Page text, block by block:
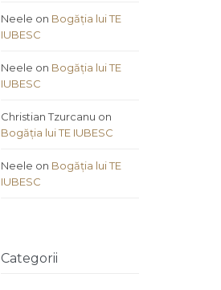
Neele on Bogăția lui TE
IUBESC
Neele on Bogăția lui TE
IUBESC
Christian Tzurcanu on
Bogăția lui TE IUBESC
Neele on Bogăția lui TE
IUBESC
Categorii